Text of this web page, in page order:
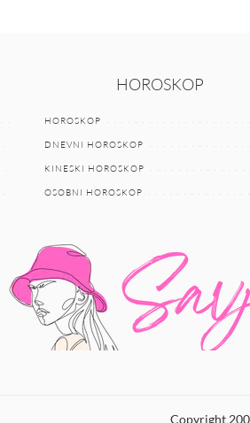
HOROSKOP
HOROSKOP
DNEVNI HOROSKOP
KINESKI HOROSKOP
OSOBNI HOROSKOP
Copyright